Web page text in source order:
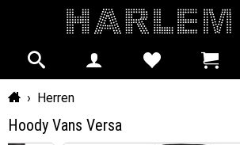
Startseite
› Herren
Hoody Vans Versa